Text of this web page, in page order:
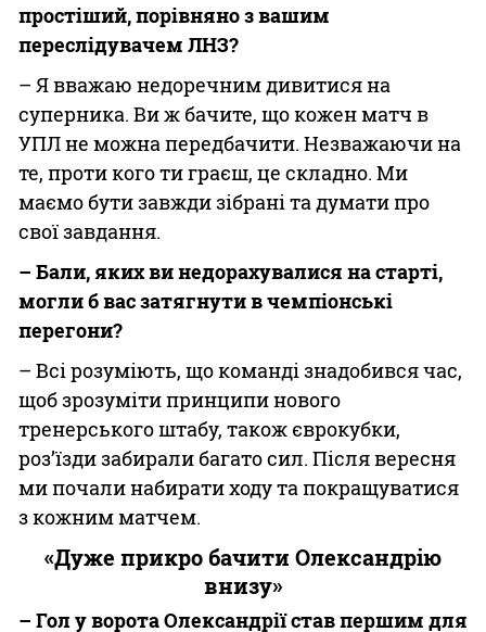
простіший, порівняно з вашим
переслідувачем ЛНЗ?
– Я вважаю недоречним дивитися на
суперника. Ви ж бачите, що кожен матч в
УПЛ не можна передбачити. Незважаючи на
те, проти кого ти граєш, це складно. Ми
маємо бути завжди зібрані та думати про
свої завдання.
– Бали, яких ви недорахувалися на старті,
могли б вас затягнути в чемпіонські
перегони?
– Всі розуміють, що команді знадобився час,
щоб зрозуміти принципи нового
тренерського штабу, також єврокубки,
роз’їзди забирали багато сил. Після вересня
ми почали набирати ходу та покращуватися
з кожним матчем.
«Дуже прикро бачити Олександрію
внизу»
– Гол у ворота Олександрії став першим для